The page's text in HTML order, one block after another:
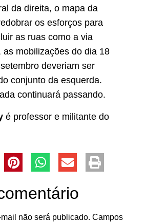
da direita, o mapa da
os esforços para
as ruas como a via
as mobilizações do dia 18
deveriam ser
conjunto da esquerda.
continuará passando.
é professor e militante do
não será publicado. Campos